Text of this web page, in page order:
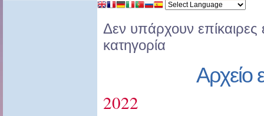
Δεν υπάρχουν επίκαιρες
κατηγορία
Αρχείο
2022